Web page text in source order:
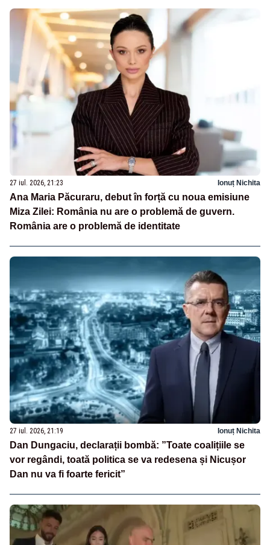
27 iul. 2026, 21:23 Ionuț Nichita
Ana Maria Păcuraru, debut în forță cu noua emisiune
Miza Zilei: România nu are o problemă de guvern.
România are o problemă de identitate
27 iul. 2026, 21:19 Ionuț Nichita
Dan Dungaciu, declarații bombă: ”Toate coalițiile se
vor regândi, toată politica se va redesena și Nicușor
Dan nu va fi foarte fericit”